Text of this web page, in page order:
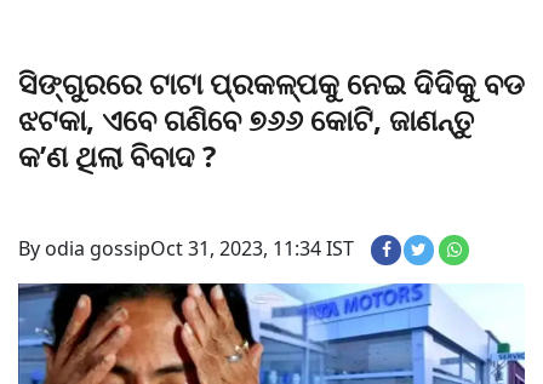
ସିଙ୍ଗୁରରେ ଟାଟା ପ୍ରକଳ୍ପକୁ ନେଇ ଦିଦିକୁ ବଡ
ଝଟକା, ଏବେ ଗଣିବେ ୭୬୬ କୋଟି, ଜାଣନ୍ତୁ
କ’ଣ ଥିଲା ବିବାଦ ?
By odia gossipOct 31, 2023, 11:34 IST